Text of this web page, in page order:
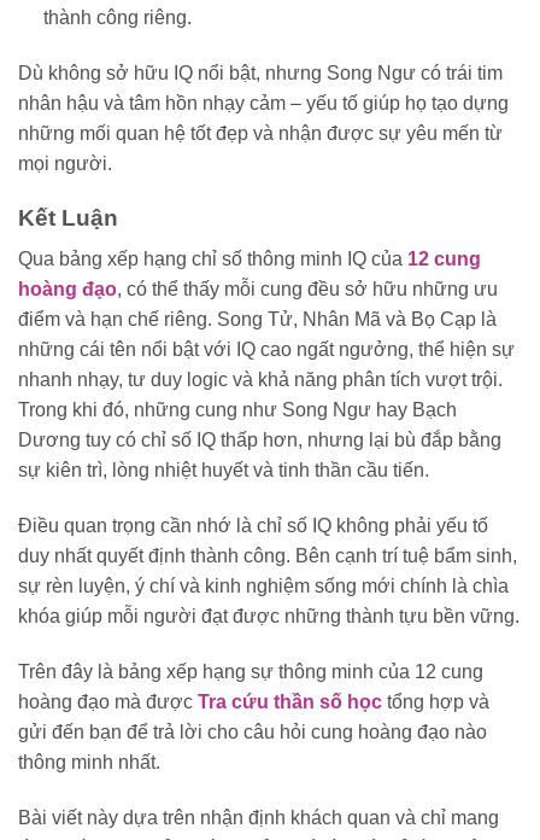
thành công riêng.
Dù không sở hữu IQ nổi bật, nhưng Song Ngư có trái tim
nhân hậu và tâm hồn nhạy cảm – yếu tố giúp họ tạo dựng
những mối quan hệ tốt đẹp và nhận được sự yêu mến từ
mọi người.
Kết Luận
Qua bảng xếp hạng chỉ số thông minh IQ của 12 cung
hoàng đạo, có thể thấy mỗi cung đều sở hữu những ưu
điểm và hạn chế riêng. Song Tử, Nhân Mã và Bọ Cạp là
những cái tên nổi bật với IQ cao ngất ngưởng, thể hiện sự
nhanh nhạy, tư duy logic và khả năng phân tích vượt trội.
Trong khi đó, những cung như Song Ngư hay Bạch
Dương tuy có chỉ số IQ thấp hơn, nhưng lại bù đắp bằng
sự kiên trì, lòng nhiệt huyết và tinh thần cầu tiến.
Điều quan trọng cần nhớ là chỉ số IQ không phải yếu tố
duy nhất quyết định thành công. Bên cạnh trí tuệ bẩm sinh,
sự rèn luyện, ý chí và kinh nghiệm sống mới chính là chìa
khóa giúp mỗi người đạt được những thành tựu bền vững.
Trên đây là bảng xếp hạng sự thông minh của 12 cung
hoàng đạo mà được Tra cứu thần số học tổng hợp và
gửi đến bạn để trả lời cho câu hỏi cung hoàng đạo nào
thông minh nhất.
Bài viết này dựa trên nhận định khách quan và chỉ mang